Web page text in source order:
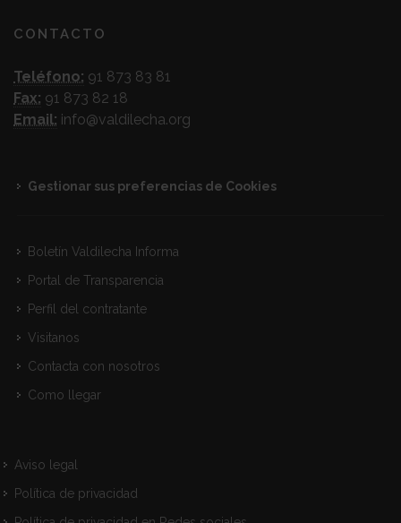
CONTACTO
Teléfono: 91 873 83 81
Fax: 91 873 82 18
Email: info@valdilecha.org
Gestionar sus preferencias de Cookies
Boletín Valdilecha Informa
Portal de Transparencia
Perfil del contratante
Visitanos
Contacta con nosotros
Como llegar
Aviso legal
Política de privacidad